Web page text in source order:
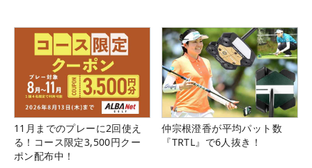
11月までのプレーに2回使え
る！コース限定3,500円クー
ポン配布中！
仲宗根澄香が平均パット数
『TRTL』で6人抜き！